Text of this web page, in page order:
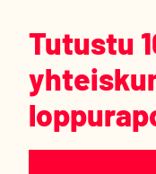
Tutustu